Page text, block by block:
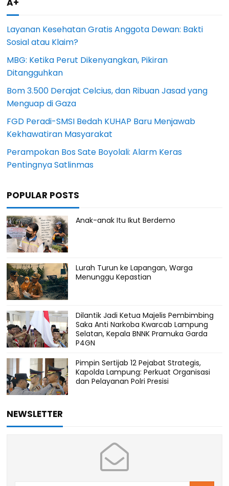
A+
Layanan Kesehatan Gratis Anggota Dewan: Bakti
Sosial atau Klaim?
MBG: Ketika Perut Dikenyangkan, Pikiran
Ditangguhkan
Bom 3.500 Derajat Celcius, dan Ribuan Jasad yang
Menguap di Gaza
FGD Peradi-SMSI Bedah KUHAP Baru Menjawab
Kekhawatiran Masyarakat
Perampokan Bos Sate Boyolali: Alarm Keras
Pentingnya Satlinmas
POPULAR POSTS
Anak-anak Itu Ikut Berdemo
Lurah Turun ke Lapangan, Warga
Menunggu Kepastian
Dilantik Jadi Ketua Majelis Pembimbing
Saka Anti Narkoba Kwarcab Lampung
Selatan, Kepala BNNK Pramuka Garda
P4GN
Pimpin Sertijab 12 Pejabat Strategis,
Kapolda Lampung: Perkuat Organisasi
dan Pelayanan Polri Presisi
NEWSLETTER